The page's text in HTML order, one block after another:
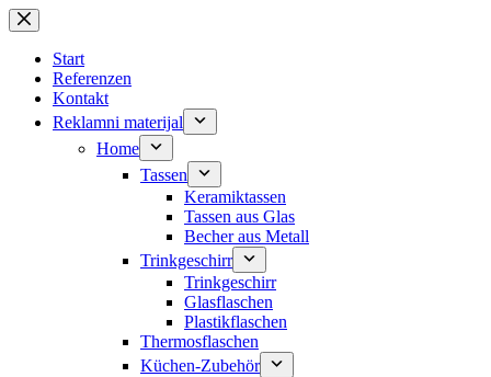
Zum
Inhalt
springenStart
Referenzen
Kontakt
Reklamni materijal
Home
Tassen
Keramiktassen
Tassen aus Glas
Becher aus Metall
Trinkgeschirr
Trinkgeschirr
Glasflaschen
Plastikflaschen
Thermosflaschen
Küchen-Zubehör